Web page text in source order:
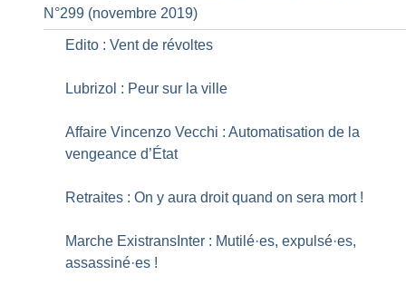
N°299 (novembre 2019)
Edito : Vent de révoltes
Lubrizol : Peur sur la ville
Affaire Vincenzo Vecchi : Automatisation de la
vengeance d’État
Retraites : On y aura droit quand on sera mort !
Marche ExistransInter : Mutilé·es, expulsé·es,
assassiné·es !